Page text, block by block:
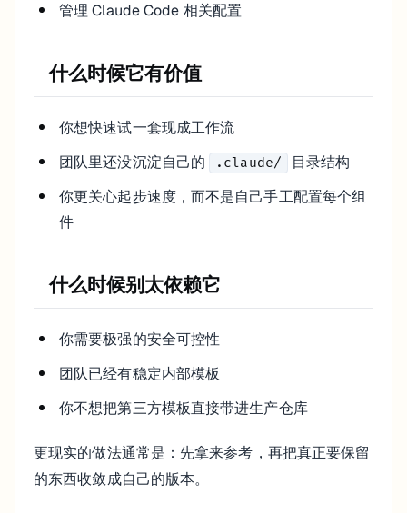
管理 Claude Code 相关配置
什么时候它有价值
你想快速试一套现成工作流
团队里还没沉淀自己的
.claude/
目录结构
你更关心起步速度，而不是自己手工配置每个组
件
什么时候别太依赖它
你需要极强的安全可控性
团队已经有稳定内部模板
你不想把第三方模板直接带进生产仓库
更现实的做法通常是：先拿来参考，再把真正要保留
的东西收敛成自己的版本。